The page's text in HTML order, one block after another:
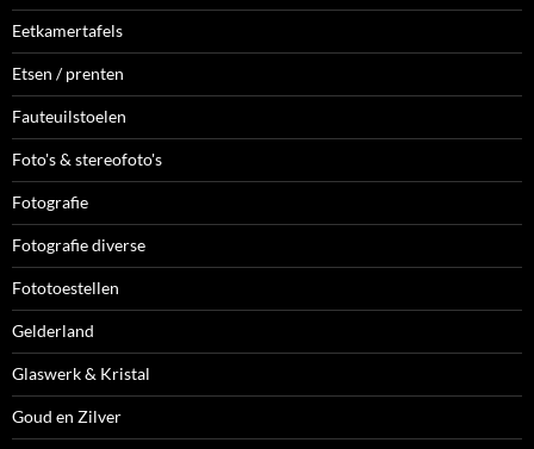
Eetkamertafels
Etsen / prenten
Fauteuilstoelen
Foto's & stereofoto's
Fotografie
Fotografie diverse
Fototoestellen
Gelderland
Glaswerk & Kristal
Goud en Zilver